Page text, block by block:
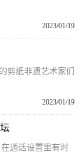
2023/01/19
剪纸非遗艺术家们
2023/01/19
通话设置里有时